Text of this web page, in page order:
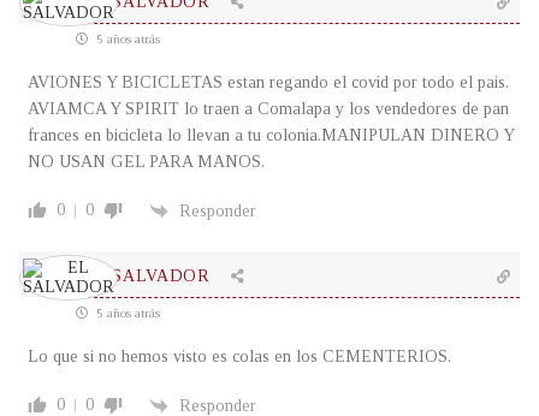
5 años atrás
AVIONES Y BICICLETAS estan regando el covid por todo el pais.
AVIAMCA Y SPIRIT lo traen a Comalapa y los vendedores de pan
frances en bicicleta lo llevan a tu colonia.MANIPULAN DINERO Y
NO USAN GEL PARA MANOS.
0 0 Responder
EL SALVADOR
5 años atrás
Lo que si no hemos visto es colas en los CEMENTERIOS.
0 0 Responder